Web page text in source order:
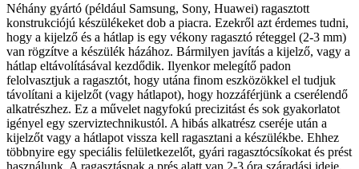
Néhány gyártó (például Samsung, Sony, Huawei) ragasztott
konstrukciójú készülékeket dob a piacra. Ezekről azt érdemes tudni,
hogy a kijelző és a hátlap is egy vékony ragasztó réteggel (2-3 mm)
van rögzítve a készülék házához. Bármilyen javítás a kijelző, vagy a
hátlap eltávolításával kezdődik. Ilyenkor melegítő padon
felolvasztjuk a ragasztót, hogy utána finom eszközökkel el tudjuk
távolítani a kijelzőt (vagy hátlapot), hogy hozzáférjünk a cserélendő
alkatrészhez. Ez a művelet nagyfokú precizitást és sok gyakorlatot
igényel egy szerviztechnikustól. A hibás alkatrész cseréje után a
kijelzőt vagy a hátlapot vissza kell ragasztani a készülékbe. Ehhez
többnyire egy speciális felületkezelőt, gyári ragasztócsíkokat és prést
használunk. A ragasztásnak a prés alatt van 2-3 óra száradási ideje,